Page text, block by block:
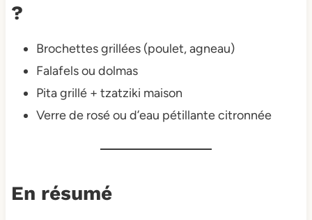
?
Brochettes grillées (poulet, agneau)
Falafels ou dolmas
Pita grillé + tzatziki maison
Verre de rosé ou d’eau pétillante citronnée
En résumé